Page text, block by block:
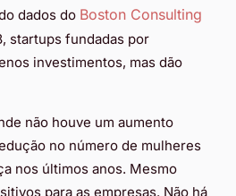
dados do Boston Consulting
startups fundadas por
investimentos, mas dão
não houve um aumento
no número de mulheres
nos últimos anos. Mesmo
para as empresas. Não há